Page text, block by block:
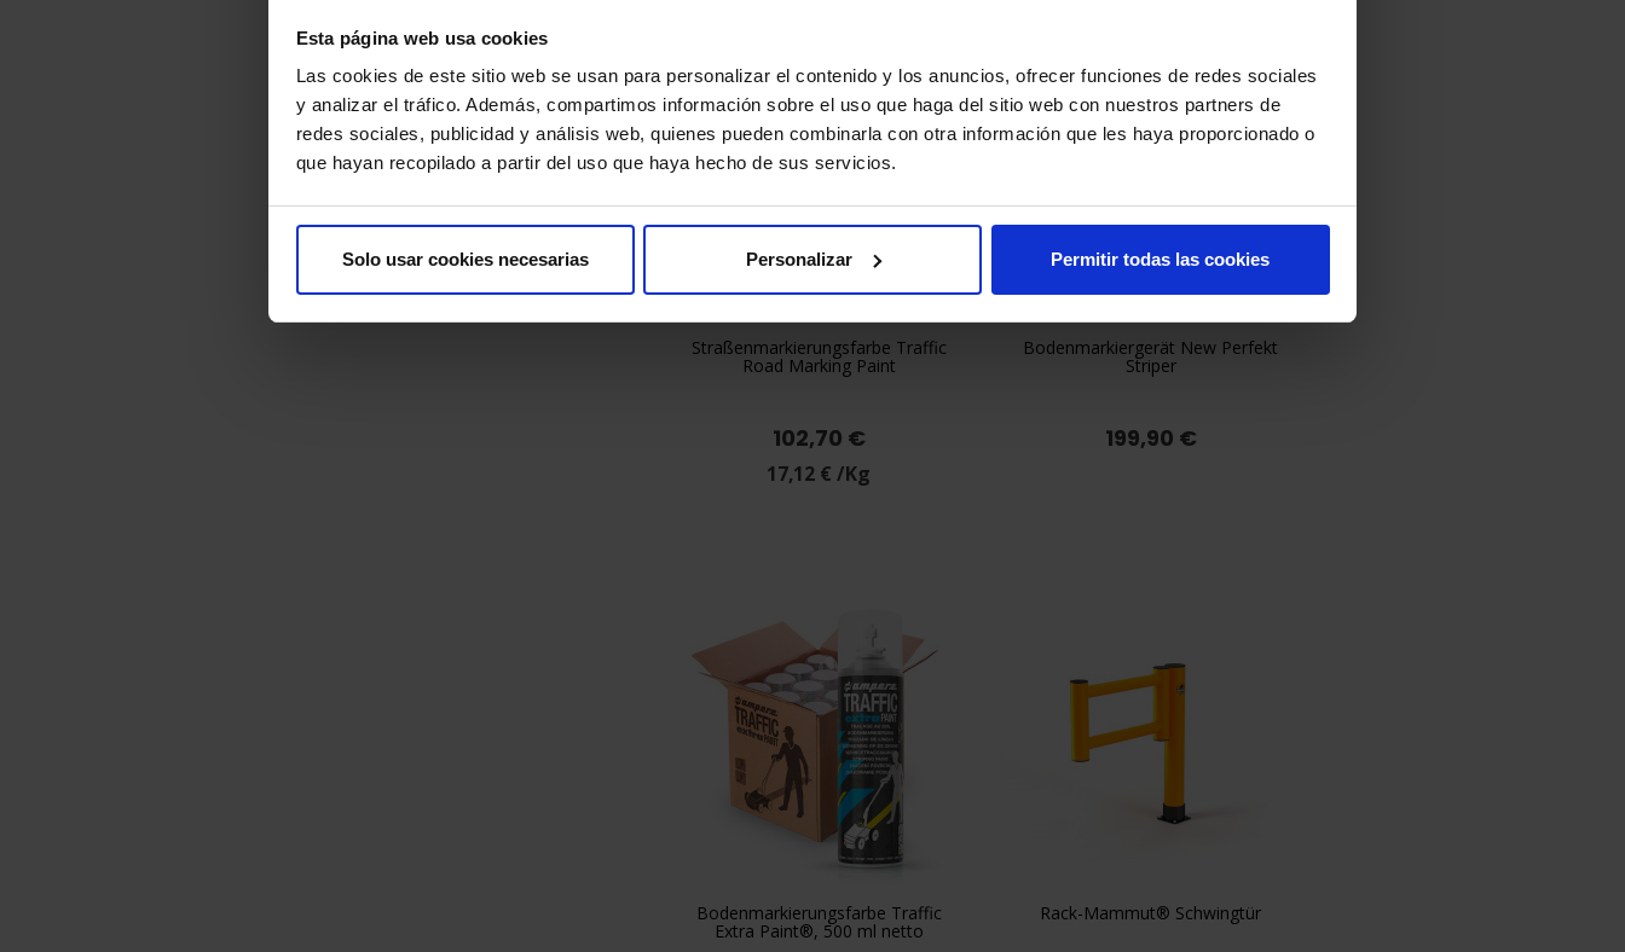
Esta página web usa cookies
Las cookies de este sitio web se usan para personalizar el contenido y los anuncios, ofrecer funciones de redes sociales
y analizar el tráfico. Además, compartimos información sobre el uso que haga del sitio web con nuestros partners de
redes sociales, publicidad y análisis web, quienes pueden combinarla con otra información que les haya proporcionado o
que hayan recopilado a partir del uso que haya hecho de sus servicios.
Solo usar cookies necesarias Personalizar Permitir todas las cookies
Straßenmarkierungsfarbe Traffic
Road Marking Paint
102,70 €
17,12 € /Kg
Vorschau
Bodenmarkiergerät New Perfekt
Striper
199,90 €
Vorschau
Bodenmarkierungsfarbe Traffic
Extra Paint®, 500 ml netto
Vorschau
Rack-Mammut® Schwingtür
Vorschau